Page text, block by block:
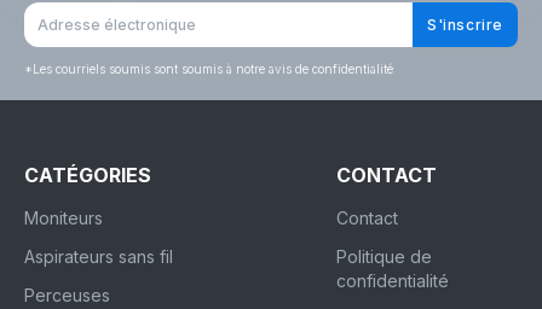
S'inscrire
*Les courriels soumis sont soumis à notre avis de confidentialité
CATÉGORIES
Moniteurs
Aspirateurs sans fil
Perceuses
CONTACT
Contact
Politique de
confidentialité